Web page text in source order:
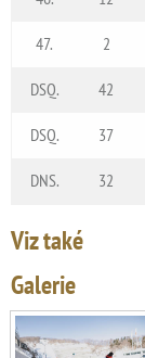
47. 2
DSQ. 42
DSQ. 37
DNS. 32
Viz také
Galerie